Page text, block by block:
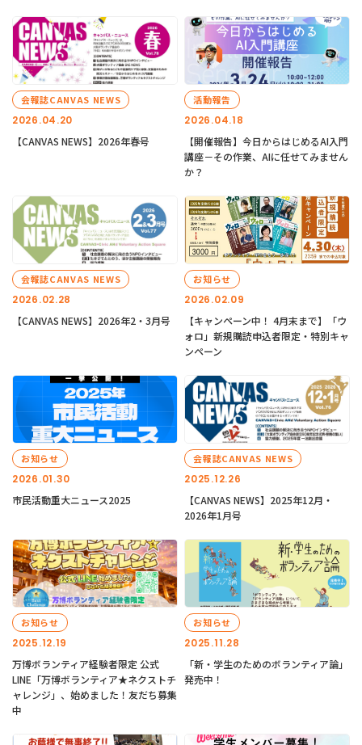
2026.04.20
会報誌CANVAS NEWS
【CANVAS NEWS】2026年春号
2026.04.18
活動報告
【開催報告】今日からはじめるAI入門
講座－その作業、AIに任せてみません
か？
2026.02.28
会報誌CANVAS NEWS
【CANVAS NEWS】2026年2・3月号
2026.02.09
お知らせ
【キャンペーン中！ 4月末まで】「ウ
ォロ」新規購読申込者限定・特別キャ
ンペーン
2026.01.30
お知らせ
市民活動重大ニュース2025
2025.12.26
会報誌CANVAS NEWS
【CANVAS NEWS】2025年12月・
2026年1月号
2025.12.19
お知らせ
万博ボランティア経験者限定 公式
LINE「万博ボランティア★ネクストチ
ャレンジ」、始めました！友だち募集
中
2025.11.28
お知らせ
「新・学生のためのボランティア論」
発売中！